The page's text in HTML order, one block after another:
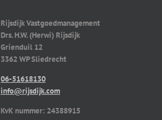
Rijsdijk Vastgoedmanagement
Drs. H.W. (Herwi) Rijsdijk
Grienduil 12
3362 WP Sliedrecht
06-51618130
info@rijsdijk.com
KvK nummer: 24388915